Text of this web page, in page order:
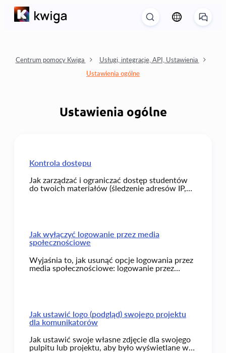
Centrum pomocy Kwiga
Usługi, integracje, API, Ustawienia
Ustawienia ogólne
Ustawienia ogólne
Kontrola dostępu
Jak zarządzać i ograniczać dostęp studentów
do twoich materiałów (śledzenie adresów IP,
Jak wyłączyć logowanie przez media
społecznościowe
Wyjaśnia to, jak usunąć opcje logowania przez
media społecznościowe: logowanie przez
Jak ustawić logo (podgląd) swojego projektu
dla komunikatorów
Jak ustawić swoje własne zdjęcie dla swojego
pulpitu lub projektu, aby było wyświetlane w